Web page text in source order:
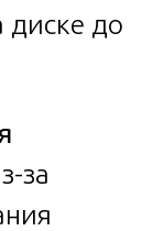
диске до
за